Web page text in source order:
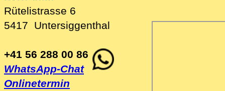
Rütelistrasse 6
5417 Untersiggenthal
+41 56 288 00 86
WhatsApp-Chat
Onlinetermin